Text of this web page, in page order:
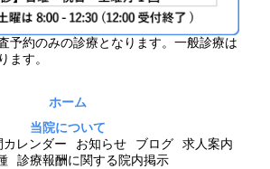
予約のみの診療となります。一般診療は
ます。
ホーム
当院について
カレンダー お知らせ ブログ
求人案内
診療報酬に関する院内掲示